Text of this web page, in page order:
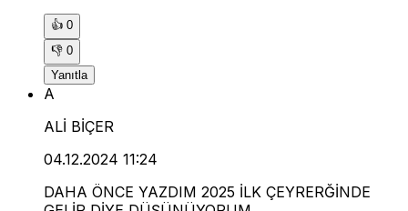
👍 0
👎 0
Yanıtla
A
ALİ BİÇER
04.12.2024 11:24
DAHA ÖNCE YAZDIM 2025 İLK ÇEYRERĞİNDE